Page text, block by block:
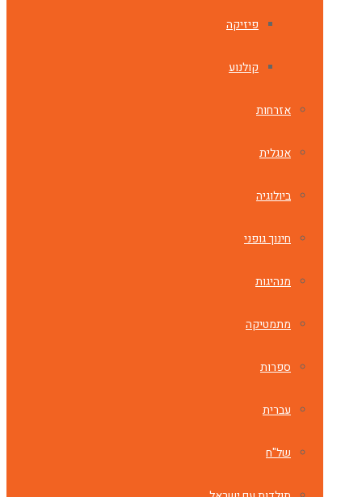
פיזיקה
קולנוע
אזרחות
אנגלית
ביולוגיה
חינוך גופני
מנהיגות
מתמטיקה
ספרות
עברית
של"ח